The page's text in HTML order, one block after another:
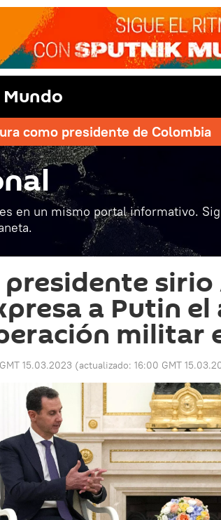
Mundo
como presidente de Colombia
en un mismo portal informativo.
presidente sirio
a Putin
militar
15.03.2023 (actualizado: 16:00 GMT